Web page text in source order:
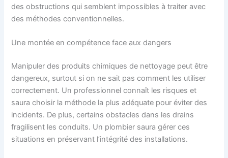
des obstructions qui semblent impossibles à traiter avec
des méthodes conventionnelles.
Une montée en compétence face aux dangers
Manipuler des produits chimiques de nettoyage peut être
dangereux, surtout si on ne sait pas comment les utiliser
correctement. Un professionnel connaît les risques et
saura choisir la méthode la plus adéquate pour éviter des
incidents. De plus, certains obstacles dans les drains
fragilisent les conduits. Un plombier saura gérer ces
situations en préservant l’intégrité des installations.